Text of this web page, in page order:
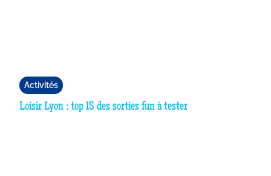
Activités
Loisir Lyon : top 15 des sorties fun à tester